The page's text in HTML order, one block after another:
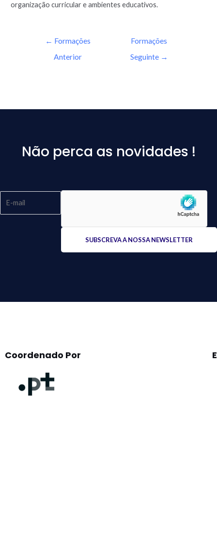
organização curricular e ambientes educativos.
← Formações
Anterior
Formações
Seguinte →
Não perca as novidades !
Coordenado Por